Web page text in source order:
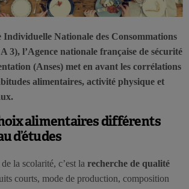
Individuelle Nationale des Consommations
3), l’Agence nationale française de sécurité
(Anses) met en avant les corrélations
alimentaires, activité physique et
alimentaires différents
d’études
la scolarité, c’est la recherche de qualité
courts, mode de production, composition